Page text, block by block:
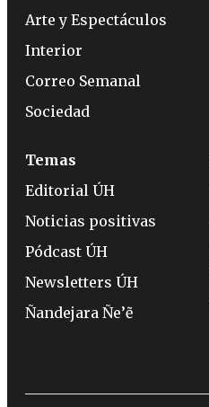
Arte y Espectáculos
Interior
Correo Semanal
Sociedad
Temas
Editorial ÚH
Noticias positivas
Pódcast ÚH
Newsletters ÚH
Ñandejara Ñe’ẽ